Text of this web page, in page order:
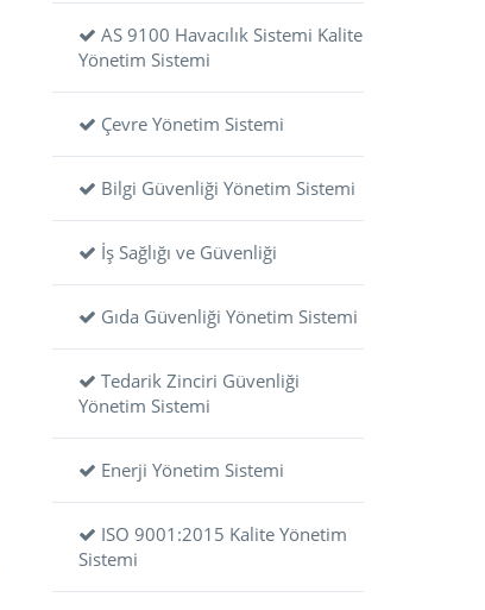
AS 9100 Havacılık Sistemi Kalite
Yönetim Sistemi
Çevre Yönetim Sistemi
Bilgi Güvenliği Yönetim Sistemi
İş Sağlığı ve Güvenliği
Gıda Güvenliği Yönetim Sistemi
Tedarik Zinciri Güvenliği
Yönetim Sistemi
Enerji Yönetim Sistemi
ISO 9001:2015 Kalite Yönetim
Sistemi